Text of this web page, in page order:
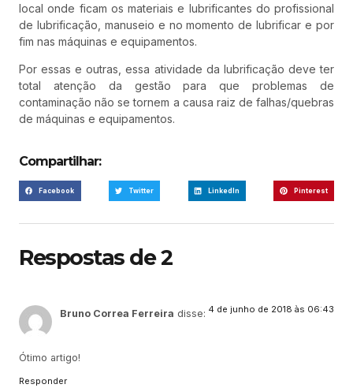
local onde ficam os materiais e lubrificantes do profissional
de lubrificação, manuseio e no momento de lubrificar e por
fim nas máquinas e equipamentos.
Por essas e outras, essa atividade da lubrificação deve ter
total atenção da gestão para que problemas de
contaminação não se tornem a causa raiz de falhas/quebras
de máquinas e equipamentos.
Compartilhar:
Facebook Twitter LinkedIn Pinterest
Respostas de 2
Bruno Correa Ferreira disse: 4 de junho de 2018 às 06:43
Ótimo artigo!
Responder